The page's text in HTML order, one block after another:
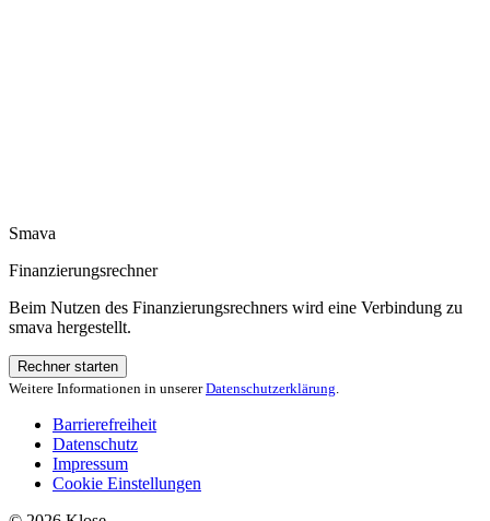
Smava
Finanzierungsrechner
Beim Nutzen des Finanzierungsrechners wird eine Verbindung zu
smava hergestellt.
Rechner starten
Weitere Informationen in unsererDatenschutzerklärung
Barrierefreiheit
Datenschutz
Impressum
Cookie Einstellungen